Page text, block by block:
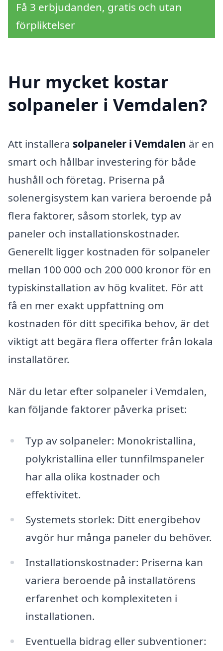
Få 3 erbjudanden, gratis och utan
förpliktelser
Hur mycket kostar
solpaneler i Vemdalen?
Att installera solpaneler i Vemdalen är en
smart och hållbar investering för både
hushåll och företag. Priserna på
solenergisystem kan variera beroende på
flera faktorer, såsom storlek, typ av
paneler och installationskostnader.
Generellt ligger kostnaden för solpaneler
mellan 100 000 och 200 000 kronor för en
typiskinstallation av hög kvalitet. För att
få en mer exakt uppfattning om
kostnaden för ditt specifika behov, är det
viktigt att begära flera offerter från lokala
installatörer.
När du letar efter solpaneler i Vemdalen,
kan följande faktorer påverka priset:
Typ av solpaneler: Monokristallina,
polykristallina eller tunnfilmspaneler
har alla olika kostnader och
effektivitet.
Systemets storlek: Ditt energibehov
avgör hur många paneler du behöver.
Installationskostnader: Priserna kan
variera beroende på installatörens
erfarenhet och komplexiteten i
installationen.
Eventuella bidrag eller subventioner: